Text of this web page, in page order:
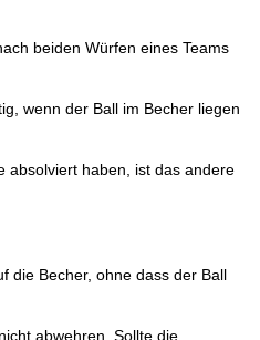
beiden Würfen eines Teams
wenn der Ball im Becher liegen
absolviert haben, ist das andere
die Becher, ohne dass der Ball
abwehren. Sollte die